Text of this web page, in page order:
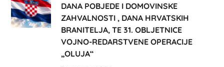
DANA POBJEDE I DOMOVINSKE
ZAHVALNOSTI , DANA HRVATSKIH
BRANITELJA, TE 31. OBLJETNICE
VOJNO-REDARSTVENE OPERACIJE
„OLUJA“